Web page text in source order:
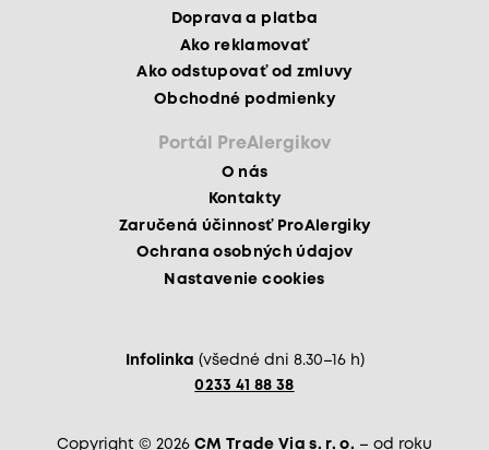
Doprava a platba
Ako reklamovať
Ako odstupovať od zmluvy
Obchodné podmienky
Portál PreAlergikov
O nás
Kontakty
Zaručená účinnosť ProAlergiky
Ochrana osobných údajov
Nastavenie cookies
Infolinka (všedné dni 8.30–16 h)
0233 41 88 38
Copyright © 2026 CM Trade Via s. r. o. – od roku